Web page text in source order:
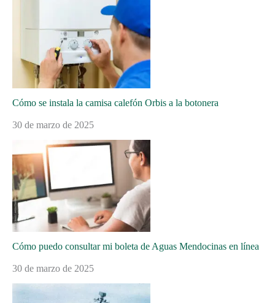
Cómo se instala la camisa calefón Orbis a la botonera
30 de marzo de 2025
Cómo puedo consultar mi boleta de Aguas Mendocinas en línea
30 de marzo de 2025